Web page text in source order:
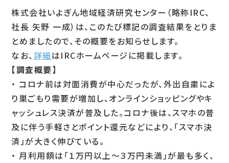
株式会社いよぎん地域経済研究センター（略称IRC、
社長 矢野 一成）は、このたび標記の調査結果をとりま
とめましたので、その概要をお知らせします。
なお、詳細はIRCホームページに掲載します。
【調査概要】
・ コロナ前は対面消費が中心だったが、外出自粛によ
り巣ごもり需要が増加し、オンラインショッピングやキ
ャッシュレス決済が普及した。コロナ後は、スマホの普
及に伴う手軽さとポイント還元などにより、「スマホ決
済」が大きく伸びている。
・ 月利用額は「１万円以上～３万円未満」が最も多く、